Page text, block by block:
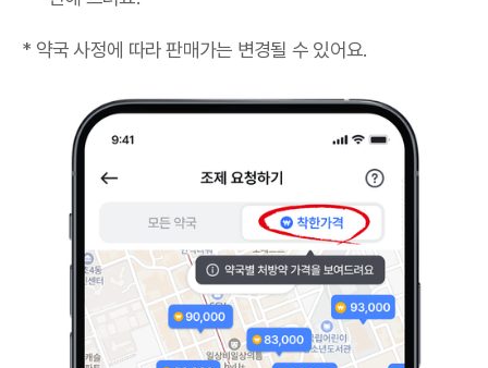
* 약국 사정에 따라 판매가는 변경될 수 있어요.